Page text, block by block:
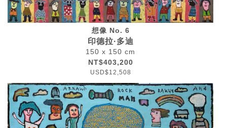
想像 No. 6
印德拉·多迪
150 x 150 cm
NT$403,200
USD$12,508